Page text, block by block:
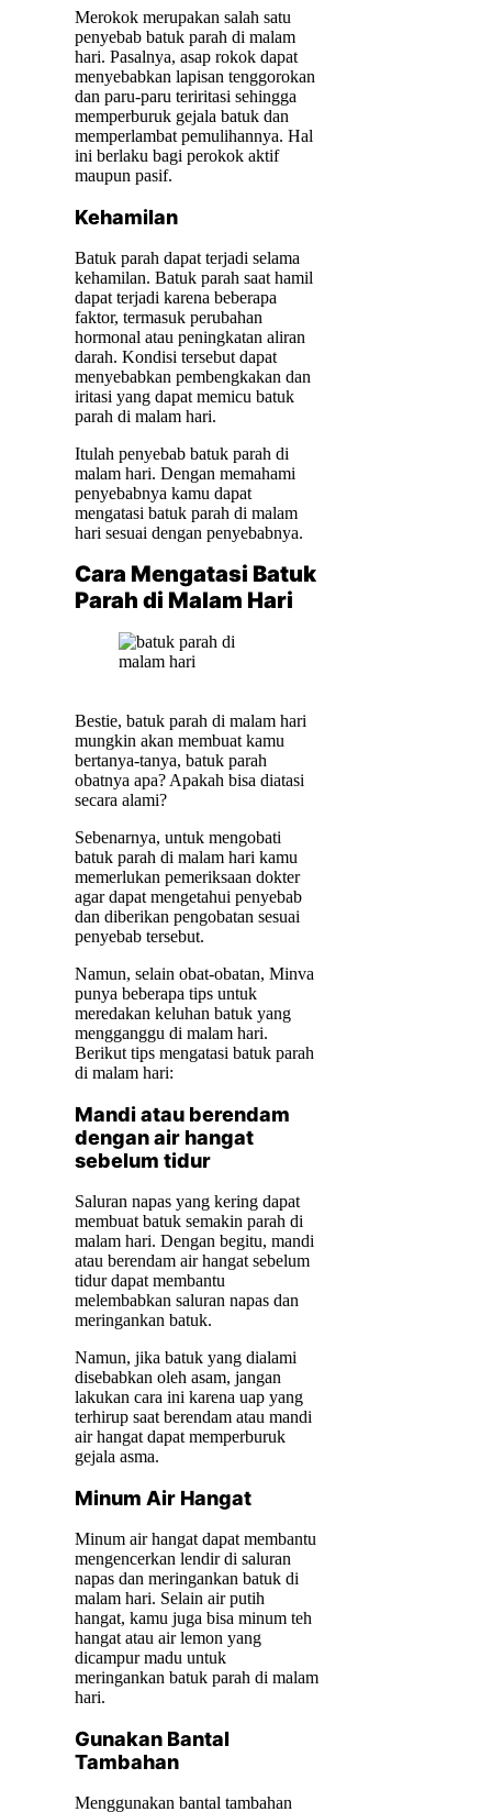
Merokok merupakan salah satu
penyebab batuk parah di malam
hari. Pasalnya, asap rokok dapat
menyebabkan lapisan tenggorokan
dan paru-paru teriritasi sehingga
memperburuk gejala batuk dan
memperlambat pemulihannya. Hal
ini berlaku bagi perokok aktif
maupun pasif.
Kehamilan
Batuk parah dapat terjadi selama
kehamilan. Batuk parah saat hamil
dapat terjadi karena beberapa
faktor, termasuk perubahan
hormonal atau peningkatan aliran
darah. Kondisi tersebut dapat
menyebabkan pembengkakan dan
iritasi yang dapat memicu batuk
parah di malam hari.
Itulah penyebab batuk parah di
malam hari. Dengan memahami
penyebabnya kamu dapat
mengatasi batuk parah di malam
hari sesuai dengan penyebabnya.
Cara Mengatasi Batuk
Parah di Malam Hari
Bestie, batuk parah di malam hari
mungkin akan membuat kamu
bertanya-tanya, batuk parah
obatnya apa? Apakah bisa diatasi
secara alami?
Sebenarnya, untuk mengobati
batuk parah di malam hari kamu
memerlukan pemeriksaan dokter
agar dapat mengetahui penyebab
dan diberikan pengobatan sesuai
penyebab tersebut.
Namun, selain obat-obatan, Minva
punya beberapa tips untuk
meredakan keluhan batuk yang
mengganggu di malam hari.
Berikut tips mengatasi batuk parah
di malam hari:
Mandi atau berendam
dengan air hangat
sebelum tidur
Saluran napas yang kering dapat
membuat batuk semakin parah di
malam hari. Dengan begitu, mandi
atau berendam air hangat sebelum
tidur dapat membantu
melembabkan saluran napas dan
meringankan batuk.
Namun, jika batuk yang dialami
disebabkan oleh asam, jangan
lakukan cara ini karena uap yang
terhirup saat berendam atau mandi
air hangat dapat memperburuk
gejala asma.
Minum Air Hangat
Minum air hangat dapat membantu
mengencerkan lendir di saluran
napas dan meringankan batuk di
malam hari. Selain air putih
hangat, kamu juga bisa minum teh
hangat atau air lemon yang
dicampur madu untuk
meringankan batuk parah di malam
hari.
Gunakan Bantal
Tambahan
Menggunakan bantal tambahan